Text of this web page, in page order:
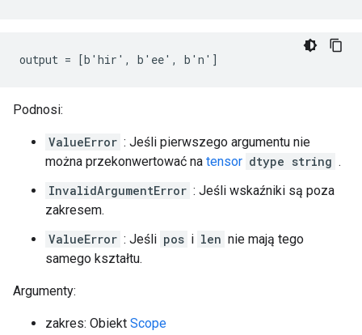
output = [b'hir', b'ee', b'n']
Podnosi:
ValueError : Jeśli pierwszego argumentu nie
można przekonwertować na tensor dtype string .
InvalidArgumentError : Jeśli wskaźniki są poza
zakresem.
ValueError : Jeśli pos i len nie mają tego
samego kształtu.
Argumenty:
zakres: Obiekt Scope